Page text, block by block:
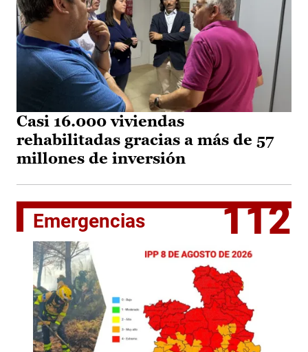
Casi 16.000 viviendas
rehabilitadas gracias a más de 57
millones de inversión
Emergencias 112